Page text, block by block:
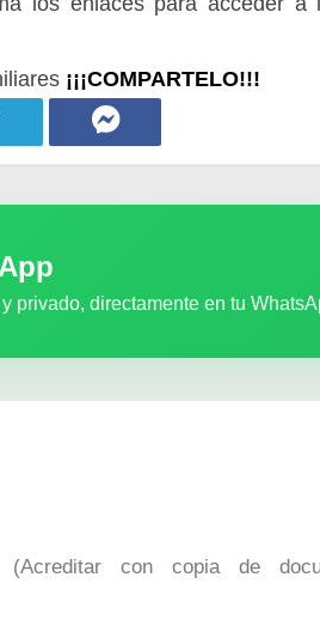
¡¡¡COMPARTELO!!!
privado, directamente en tu
(Acreditar con copia de